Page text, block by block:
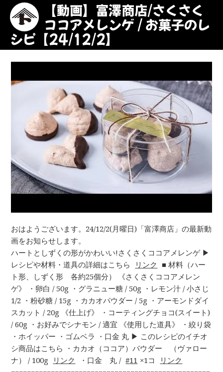
【動画】富澤商店/さくさく
ココアメレンゲ / お菓子のレ
シピ【24/12/2】
おはようございます。24/12/2(月曜日)「富澤商店」の最新動
画をお知らせします。
ハートとしずくの形がかわいい!さくさくココアメレンゲ ▶︎
レシピや材料・道具の詳細はこちら
リンク ■ 材料（ハー
ト形、しずく形 各約25個分） 《さくさくココアメレン
ゲ》 ・卵白 / 50g ・グラニュー糖 / 50g ・レモン汁 / 小さじ
1/2 ・粉砂糖 / 15g ・カカオパウダー / 5g ・アーモンドダイ
スカット / 20g 《仕上げ》 ・コーティングチョコ(スイート)
/ 60g ・お好みでシナモン / 適宜 《使用した道具》 ・絞り袋
・ホイッパー ・ゴムベラ ・口金 丸 ▶︎ このレシピのイチオ
シ商品はこちら ・カカオ（ココア）パウダー （ヴァロー
ナ） / 100g
リンク ・口金 丸 / 11 ×1コ
リンク